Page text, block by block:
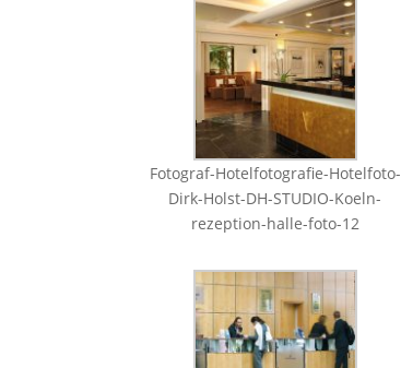
Fotograf-Hotelfotografie-Hotelfoto-
Dirk-Holst-DH-STUDIO-Koeln-
rezeption-halle-foto-12